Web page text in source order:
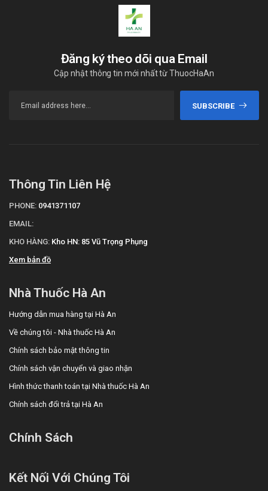
Đăng ký theo dõi qua Email
Cập nhật thông tin mới nhất từ ThuocHaAn
SUBSCRIBE
Thông Tin Liên Hệ
PHONE: 0941371107
EMAIL:
KHO HÀNG: Kho HN: 85 Vũ Trọng Phụng
Xem bản đồ
Nhà Thuốc Hà An
Hướng dẫn mua hàng tại Hà An
Về chúng tôi - Nhà thuốc Hà An
Chính sách bảo mật thông tin
Chính sách vận chuyển và giao nhận
Hình thức thanh toán tại Nhà thuốc Hà An
Chính sách đổi trả tại Hà An
Chính Sách
Kết Nối Với Chúng Tôi